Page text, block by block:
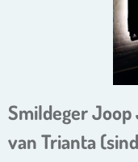
Smildeger Joop
van Trianta